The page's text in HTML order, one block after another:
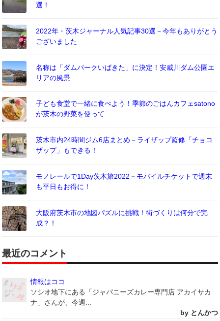
選！
2022年・茨木ジャーナル人気記事30選－今年もありがとう
ございました
名称は「ダムパークいばきた」に決定！安威川ダム公園エ
リアの風景
子ども食堂で一緒に食べよう！季節のごはんカフェsatono
が茨木の野菜を使って
茨木市内24時間ジム6店まとめ－ライザップ監修「チョコ
ザップ」もできる！
モノレールで1Day茨木旅2022－モバイルチケットで週末
も平日もお得に！
大阪府茨木市の地図パズルに挑戦！街づくりは何分で完
成？！
最近のコメント
情報はココ
ソシオ地下にある「ジャパニーズカレー専門店 アカイサカ
ナ」さんが、今週...
by とんかつ